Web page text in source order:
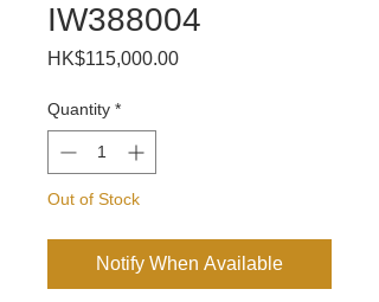
IW388004
HK$115,000.00Price
Quantity *
Out of Stock
Notify When Available